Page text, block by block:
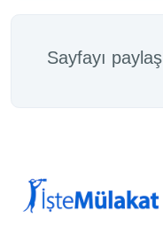
Sayfayı paylaş